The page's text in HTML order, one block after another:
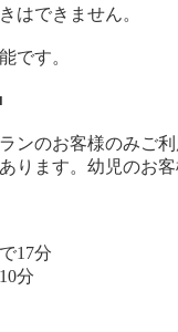
はできません。
です。
ンのお客様のみご
ります。幼児のお
17分
分